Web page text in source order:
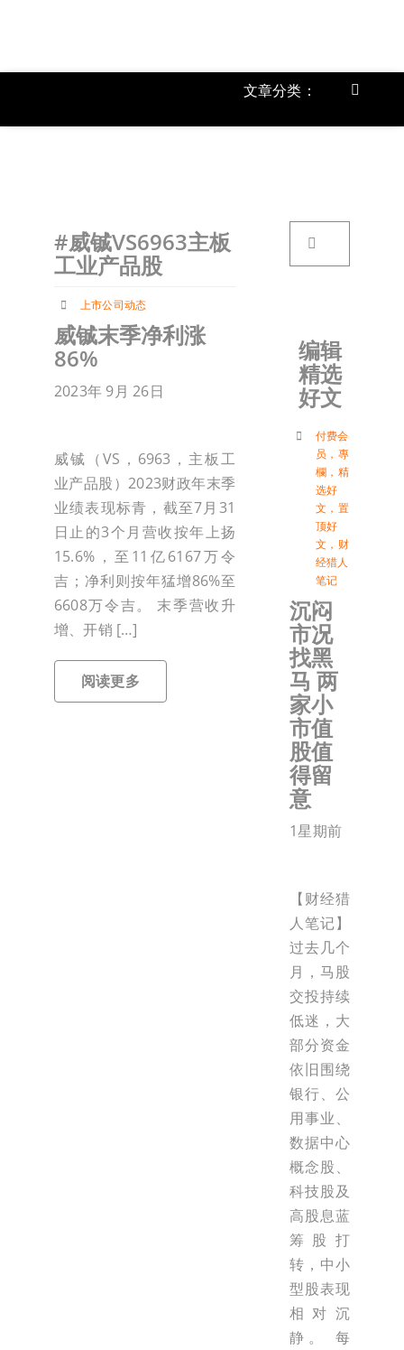
文章分类：
Toggle
#威铖VS6963主板
工业产品股
上市公司动态
威铖末季净利涨
86%
2023年 9月 26日
威铖（VS，6963，主板工
业产品股）2023财政年末季
业绩表现标青，截至7月31
日止的3个月营收按年上扬
15.6%，至11亿6167万令
吉；净利则按年猛增86%至
6608万令吉。 末季营收升
增、开销 […]
阅读更多
编辑
精选
好文
付费会
员 ， 專
欄 ， 精
选好
文 ， 置
顶好
文 ， 财
经猎人
笔记
沉闷
市况
找黑
马 两
家小
市值
股值
得留
意
1星期前
【财经猎
人笔记】
过去几个
月，马股
交投持续
低迷，大
部分资金
依旧围绕
银行、公
用事业、
数据中心
概念股、
科技股及
高股息蓝
筹股打
转，中小
型股表现
相对沉
静。 每